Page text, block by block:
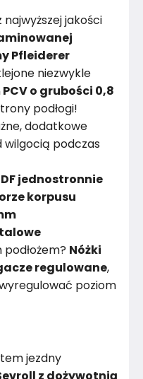
jakości
Pfleiderer
niezwykle
o grubości 0,8
podłogi!
dodatkowe
wilgocią podczas
jednostronnie
korpusu
Nóżki
regulowane,
poziom
jezdny